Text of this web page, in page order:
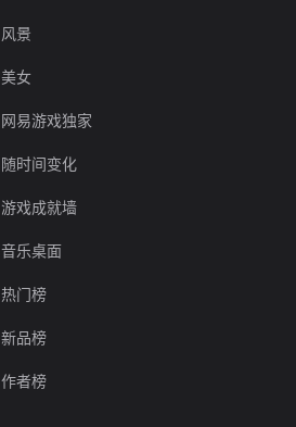
风景
美女
网易游戏独家
随时间变化
游戏成就墙
音乐桌面
热门榜
新品榜
作者榜